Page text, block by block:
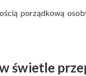
porządkową
świetle